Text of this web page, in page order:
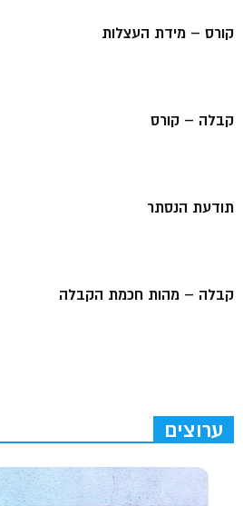
קורס – מידת העצלות
קבלה – קורס
תודעת הנסתר
קבלה – מהות חכמת הקבלה
ערוצים